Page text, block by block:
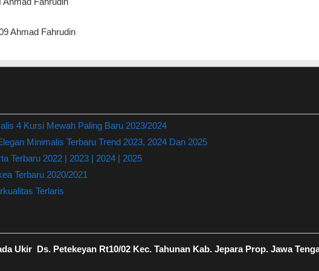
Ahmad Fahrudin
4 Kursi Mewah Paling Baru 2023/2024
Minimalis Terbaru Trend 2023, 2024 Dan 2025
Terbaru 2022 | 2023 | 2024 | 2025
Terbaru 2020/2021
Terlaris
Ukir Ds. Petekeyan Rt10/02 Kec. Tahunan Kab. Jepara Prop. Jawa